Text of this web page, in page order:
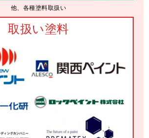
他、各種塗料取扱い
取扱い塗料